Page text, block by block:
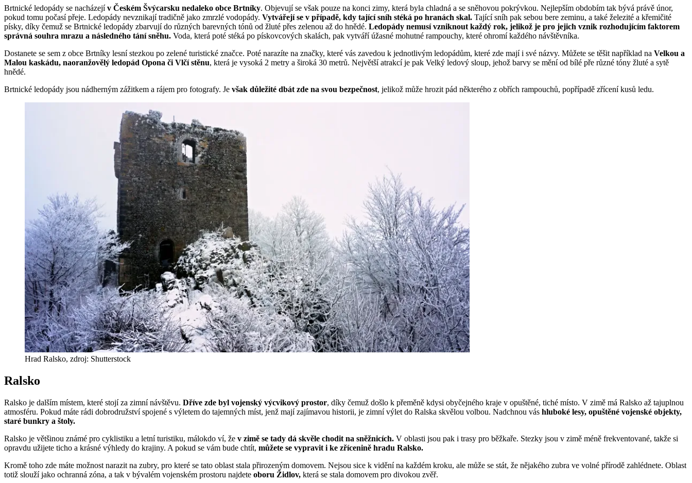
Brtnické ledopády se nacházejív Českém Švýcarsku nedaleko obce Brtníky. Objevují se však pouze na konci zimy, která byla chladná a se sněhovou pokrývkou. Nejlepším obdobím tak bývá právě únor,
pokud tomu počasí přeje. Ledopády nevznikají tradičně jako zmrzlé vodopády. Vytvářejí se v případě, kdy tající sníh stéká po hranách skal. Tající sníh pak sebou bere zeminu, a také železité a křemičité
písky, díky čemuž se Brtnické ledopády zbarvují do různých barevných tónů od žluté přes zelenou až do hnědé. Ledopády nemusí vzniknout každý rok, jelikož je pro jejich vznik rozhodujícím faktorem
správná souhra mrazu a následného tání sněhu. Voda, která poté stéká po pískovcových skalách, pak vytváří úžasné mohutné rampouchy, které ohromí každého návštěvníka.
Dostanete se sem z obce Brtníky lesní stezkou po zelené turistické značce. Poté narazíte na značky, které vás zavedou k jednotlivým ledopádům, které zde mají i své názvy. Můžete se těšit například na Velkou a
Malou kaskádu, naoranžovělý ledopád Opona či Vlčí stěnu, která je vysoká 2 metry a široká 30 metrů. Největší atrakcí je pak Velký ledový sloup, jehož barvy se mění od bílé pře různé tóny žluté a sytě
hnědé.
Brtnické ledopády jsou nádherným zážitkem a rájem pro fotografy. Je však důležité dbát zde na svou bezpečnost, jelikož může hrozit pád některého z obřích rampouchů, popřípadě zřícení kusů ledu.
Hrad Ralsko, zdroj: Shutterstock
Ralsko
Ralsko je dalším místem, které stojí za zimní návštěvu. Dříve zde byl vojenský výcvikový prostor, díky čemuž došlo k přeměně kdysi obyčejného kraje v opuštěné, tiché místo. V zimě má Ralsko až tajuplnou
atmosféru. Pokud máte rádi dobrodružství spojené s výletem do tajemných míst, jenž mají zajímavou historii, je zimní výlet do Ralska skvělou volbou. Nadchnou vás hluboké lesy, opuštěné vojenské objekty,
staré bunkry a štoly.
Ralsko je většinou známé pro cyklistiku a letní turistiku, málokdo ví, že v zimě se tady dá skvěle chodit na sněžnicích. V oblasti jsou pak i trasy pro běžkaře. Stezky jsou v zimě méně frekventované, takže si
opravdu užijete ticho a krásné výhledy do krajiny. A pokud se vám bude chtít, můžete se vypravit i ke zřícenině hradu Ralsko.
Kromě toho zde máte možnost narazit na zubry, pro které se tato oblast stala přirozeným domovem. Nejsou sice k vidění na každém kroku, ale může se stát, že nějakého zubra ve volné přírodě zahlédnete. Oblast
totiž slouží jako ochranná zóna, a tak v bývalém vojenském prostoru najdete oboru Židlov, která se stala domovem pro divokou zvěř.